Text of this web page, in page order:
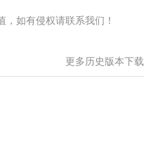
如有侵权请联系我们！
更多历史版本下载